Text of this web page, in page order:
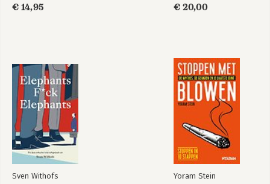
€ 14,95
€ 20,00
Sven Withofs Yoram Stein